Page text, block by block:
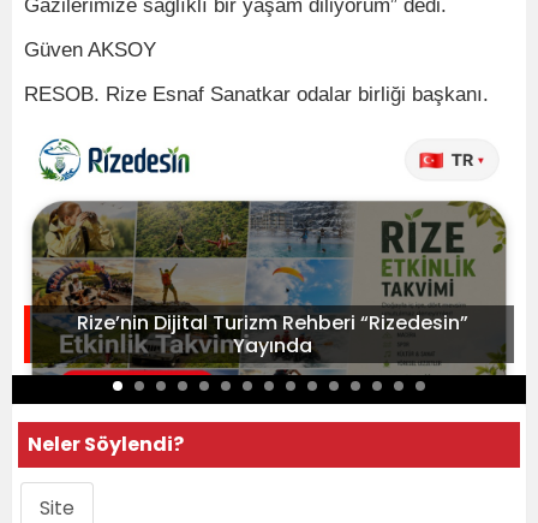
Gazilerimize sağlıklı bir yaşam diliyorum” dedi.
Güven AKSOY
RESOB. Rize Esnaf Sanatkar odalar birliği başkanı.
Rize’nin Dijital Turizm Rehberi “Rizedesin”
Yayında
Neler Söylendi?
Site